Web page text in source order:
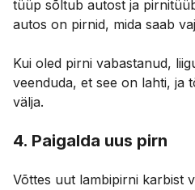
tüüp sõltub autost ja
autos on pirnid, mida saab
Kui oled pirni vabastanud,
veenduda, et see on lahti, ja
välja.
4. Paigalda uus pirn
Võttes uut lambipirni karbist